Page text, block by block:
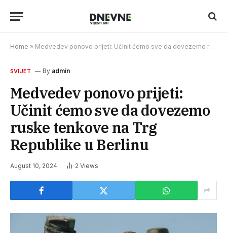
Home » Medvedev ponovo prijeti: Učinit ćemo sve da dovezemo ruske tenkove na Trg Republike u Berlinu
SVIJET By admin
Medvedev ponovo prijeti:
Učinit ćemo sve da dovezemo
ruske tenkove na Trg
Republike u Berlinu
August 10, 2024 2 Views